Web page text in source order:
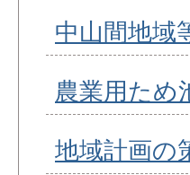
中山間地域
農業用ため
地域計画の